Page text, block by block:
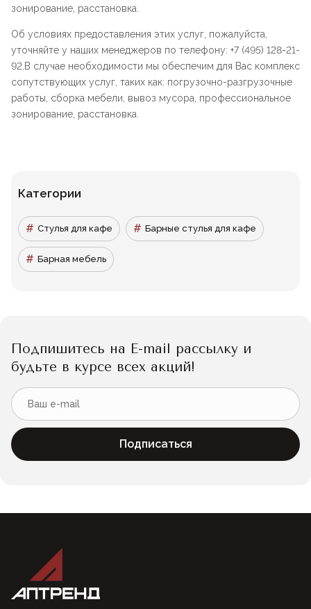
зонирование, расстановка.
Об условиях предоставления этих услуг, пожалуйста,
уточняйте у наших менеджеров по телефону: +7 (495) 128-21-
92.В случае необходимости мы обеспечим для Вас комплекс
сопутствующих услуг, таких как: погрузочно-разгрузочные
работы, сборка мебели, вывоз мусора, профессиональное
зонирование, расстановка.
Категории
Стулья для кафе Барные стулья для кафе
Барная мебель
Подпишитесь на E-mail рассылку и
будьте в курсе всех акций!
Подписаться